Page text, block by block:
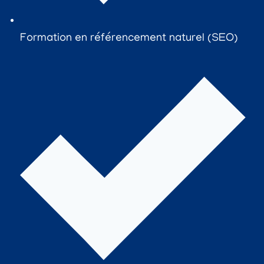
Formation en référencement naturel (SEO)